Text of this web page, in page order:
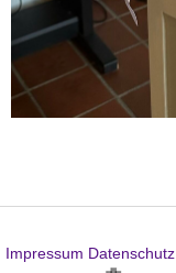
Impressum Datenschutz